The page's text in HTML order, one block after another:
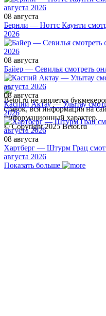
08 августа
Бернли — Ноттс Каунти
2026
08 августа
Байер — Севилья смотреть
08 августа
Каспий Актау — Улытау
2026
08 августа
Хартберг — Штурм Грац
августа 2026
Показать больше
Betot.ru не явялется
ставок, вся информация на
информационный характер.
© Copyright 2025 Betot.ru